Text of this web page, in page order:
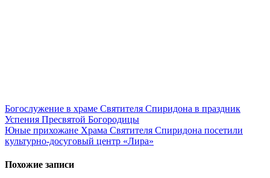
Навигация
по
записям
Богослужение в храме Святителя Спиридона в праздник
Успения Пресвятой Богородицы
Юные прихожане Храма Святителя Спиридона посетили
культурно-досуговый центр «Лира»
Похожие записи